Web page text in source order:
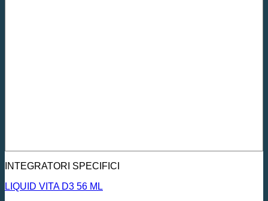
INTEGRATORI SPECIFICI
LIQUID VITA D3 56 ML